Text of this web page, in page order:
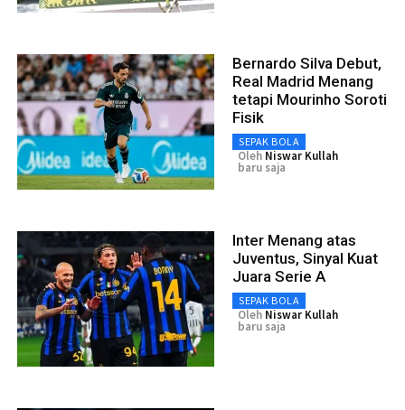
Bernardo Silva Debut,
Real Madrid Menang
tetapi Mourinho Soroti
Fisik
SEPAK BOLA
Oleh Niswar Kullah
baru saja
Inter Menang atas
Juventus, Sinyal Kuat
Juara Serie A
SEPAK BOLA
Oleh Niswar Kullah
baru saja